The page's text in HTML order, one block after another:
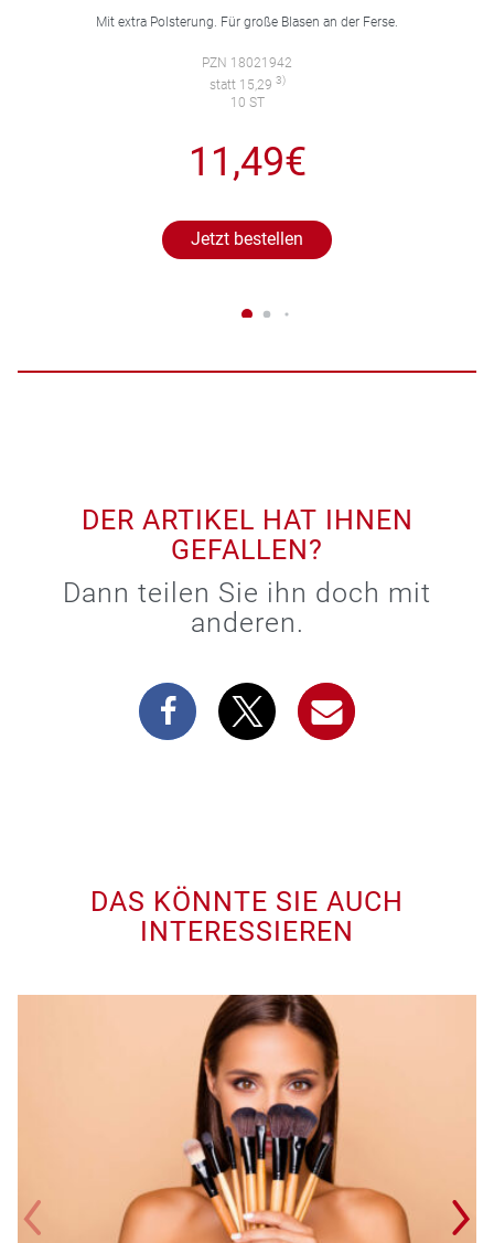
Mit extra Polsterung. Für große Blasen an der Ferse.
PZN 18021942
statt 15,29 3)
10 ST
11,49€
Jetzt bestellen
DER ARTIKEL HAT IHNEN
GEFALLEN?
Dann teilen Sie ihn doch mit
anderen.
DAS KÖNNTE SIE AUCH
INTERESSIEREN